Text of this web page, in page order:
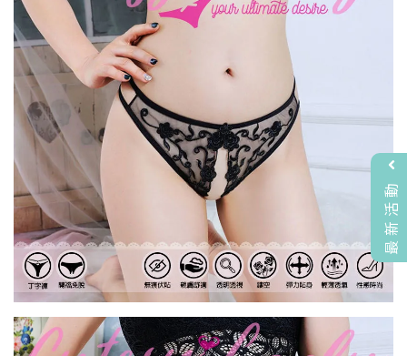
最新活動